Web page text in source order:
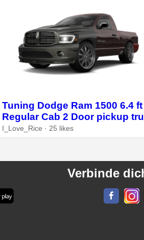
Tuning Dodge Ram 1500 6.4
Regular Cab 2 Door pickup
I_Love_Rice · 25 likes
Verbinde